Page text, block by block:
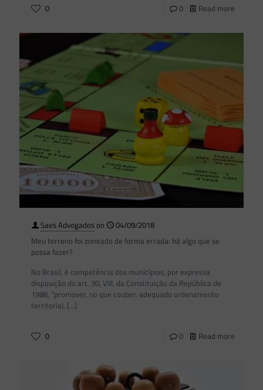
0 0 Read more
Saes Advogadoson
04/09/2018
Meu terreno foi zoneado de forma errada: há algo que se
possa fazer?
No Brasil, é competência dos municípios, por expressa
disposição do art. 30, VIII, da Constituição da República de
1988, “promover, no que couber, adequado ordenamento
territorial, […]
0 0 Read more